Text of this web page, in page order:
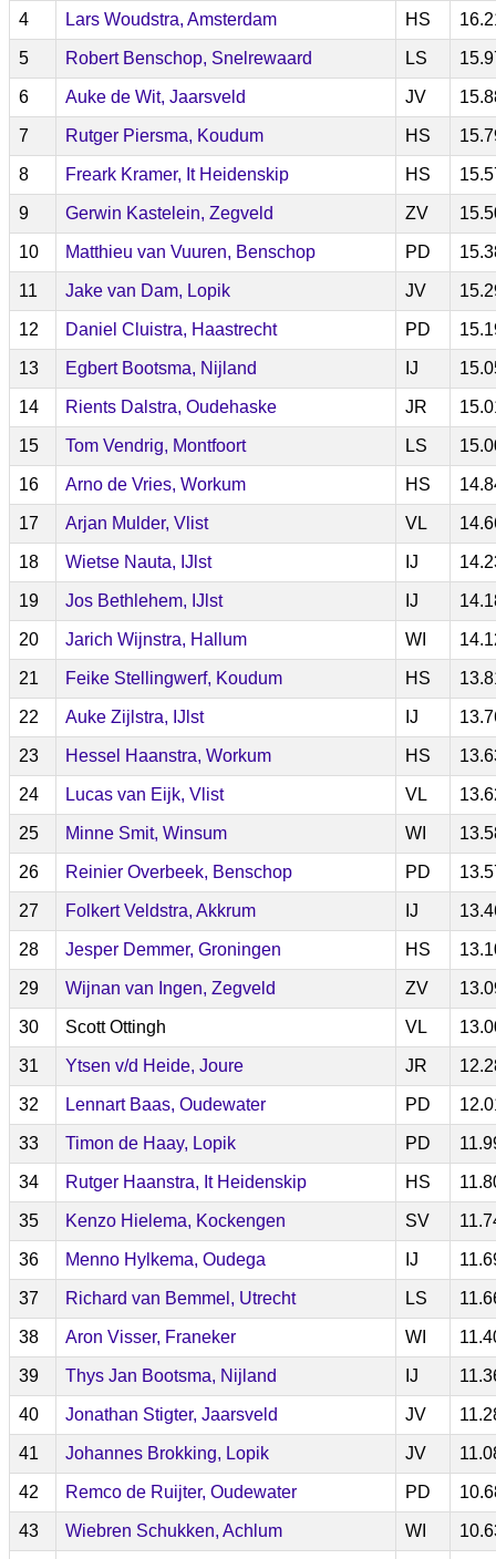
4 Lars Woudstra, Amsterdam HS
5 Robert Benschop, Snelrewaard LS
6 Auke de Wit, Jaarsveld JV
7 Rutger Piersma, Koudum HS
8 Freark Kramer, It Heidenskip HS
9 Gerwin Kastelein, Zegveld ZV
10 Matthieu van Vuuren, Benschop PD
11 Jake van Dam, Lopik JV
12 Daniel Cluistra, Haastrecht PD
13 Egbert Bootsma, Nijland IJ
14 Rients Dalstra, Oudehaske JR
15 Tom Vendrig, Montfoort LS
16 Arno de Vries, Workum HS
17 Arjan Mulder, Vlist VL
18 Wietse Nauta, IJlst IJ
19 Jos Bethlehem, IJlst IJ
20 Jarich Wijnstra, Hallum WI
21 Feike Stellingwerf, Koudum HS
22 Auke Zijlstra, IJlst IJ
23 Hessel Haanstra, Workum HS
24 Lucas van Eijk, Vlist VL
25 Minne Smit, Winsum WI
26 Reinier Overbeek, Benschop PD
27 Folkert Veldstra, Akkrum IJ
28 Jesper Demmer, Groningen HS
29 Wijnan van Ingen, Zegveld ZV
30 Scott Ottingh VL
31 Ytsen v/d Heide, Joure JR
32 Lennart Baas, Oudewater PD
33 Timon de Haay, Lopik PD
34 Rutger Haanstra, It Heidenskip HS
35 Kenzo Hielema, Kockengen SV
36 Menno Hylkema, Oudega IJ
37 Richard van Bemmel, Utrecht LS
38 Aron Visser, Franeker WI
39 Thys Jan Bootsma, Nijland IJ
40 Jonathan Stigter, Jaarsveld JV
41 Johannes Brokking, Lopik JV
42 Remco de Ruijter, Oudewater PD
43 Wiebren Schukken, Achlum WI